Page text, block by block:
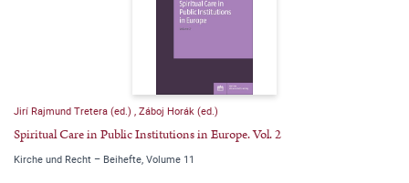
Jirí Rajmund Tretera (ed.) , Záboj Horák (ed.)
Spiritual Care in Public Institutions in Europe. Vol. 2
Kirche und Recht – Beihefte, Volume 11